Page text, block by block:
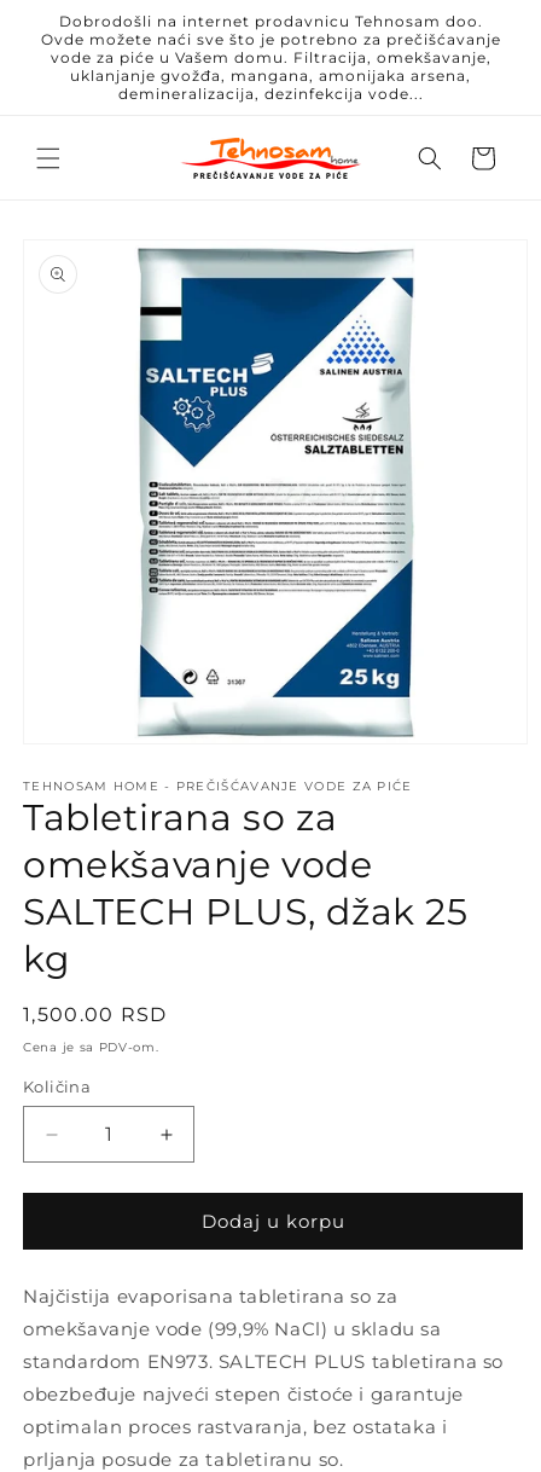
Skip to
content
Dobrodošli na internet prodavnicu Tehnosam doo.
Ovde možete naći sve što je potrebno za prečišćavanje
vode za piće u Vašem domu. Filtracija, omekšavanje,
uklanjanje gvožđa, mangana, amonijaka arsena,
demineralizacija, dezinfekcija vode...
Korpa
product
information
1
in
modal
TEHNOSAM HOME - PREČIŠĆAVANJE VODE ZA PIĆE
Tabletirana so za
omekšavanje vode
SALTECH PLUS, džak 25
kg
Regular
price
1,500.00 RSD
Cena je sa PDV-om.
Količina
Količina
Decrease
quantity
for
so
omekšavanje
vode
PLUS,
džak
25
kg
Increase
quantity
for
Tabletirana
so
omekšavanje
vode
PLUS,
džak
25
Dodaj u korpu
Najčistija evaporisana tabletirana so za
omekšavanje vode (99,9% NaCl) u skladu sa
standardom EN973. SALTECH PLUS tabletirana so
obezbeđuje najveći stepen čistoće i garantuje
optimalan proces rastvaranja, bez ostataka i
prljanja posude za tabletiranu so.